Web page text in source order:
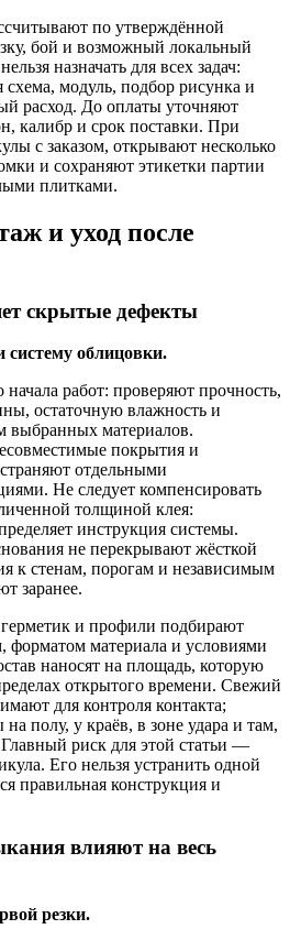
по утверждённой
бой и возможный локальный
назначать для всех задач:
схема, модуль, подбор рисунка и
расход. До оплаты уточняют
калибр и срок поставки. При
с заказом, открывают несколько
и сохраняют этикетки партии
плитками.
и уход после
скрытые дефекты
систему облицовки.
работ: проверяют прочность,
остаточную влажность и
выбранных материалов.
покрытия и
отдельными
Не следует компенсировать
толщиной клея:
инструкция системы.
не перекрывают жёсткой
к стенам, порогам и независимым
заранее.
герметик и профили подбирают
форматом материала и условиями
наносят на площадь, которую
открытого времени. Свежий
для контроля контакта;
полу, у краёв, в зоне удара и там,
Главный риск для этой статьи —
Его нельзя устранить одной
правильная конструкция и
влияют на весь
резки.